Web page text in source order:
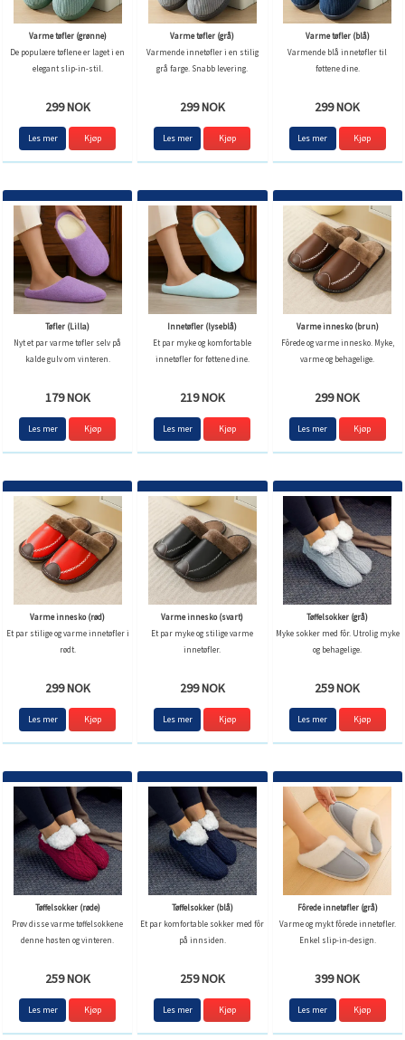
Varme tøfler (grønne)
De populære tøflene er laget i en
elegant slip-in-stil.
299 NOK
Les mer Kjøp
Varme tøfler (grå)
Varmende innetøfler i en stilig
grå farge. Snabb levering.
299 NOK
Les mer Kjøp
Varme tøfler (blå)
Varmende blå innetøfler til
føttene dine.
299 NOK
Les mer Kjøp
Tøfler (Lilla)
Nyt et par varme tøfler selv på
kalde gulv om vinteren.
179 NOK
Les mer Kjøp
Innetøfler (lyseblå)
Et par myke og komfortable
innetøfler for føttene dine.
219 NOK
Les mer Kjøp
Varme innesko (brun)
Fôrede og varme innesko. Myke,
varme og behagelige.
299 NOK
Les mer Kjøp
Varme innesko (rød)
Et par stilige og varme innetøfler i
rødt.
299 NOK
Les mer Kjøp
Varme innesko (svart)
Et par myke og stilige varme
innetøfler.
299 NOK
Les mer Kjøp
Tøffelsokker (grå)
Myke sokker med fôr. Utrolig myke
og behagelige.
259 NOK
Les mer Kjøp
Tøffelsokker (røde)
Prøv disse varme tøffelsokkene
denne høsten og vinteren.
259 NOK
Les mer Kjøp
Tøffelsokker (blå)
Et par komfortable sokker med fôr
på innsiden.
259 NOK
Les mer Kjøp
Fôrede innetøfler (grå)
Varme og mykt fôrede innetøfler.
Enkel slip-in-design.
399 NOK
Les mer Kjøp